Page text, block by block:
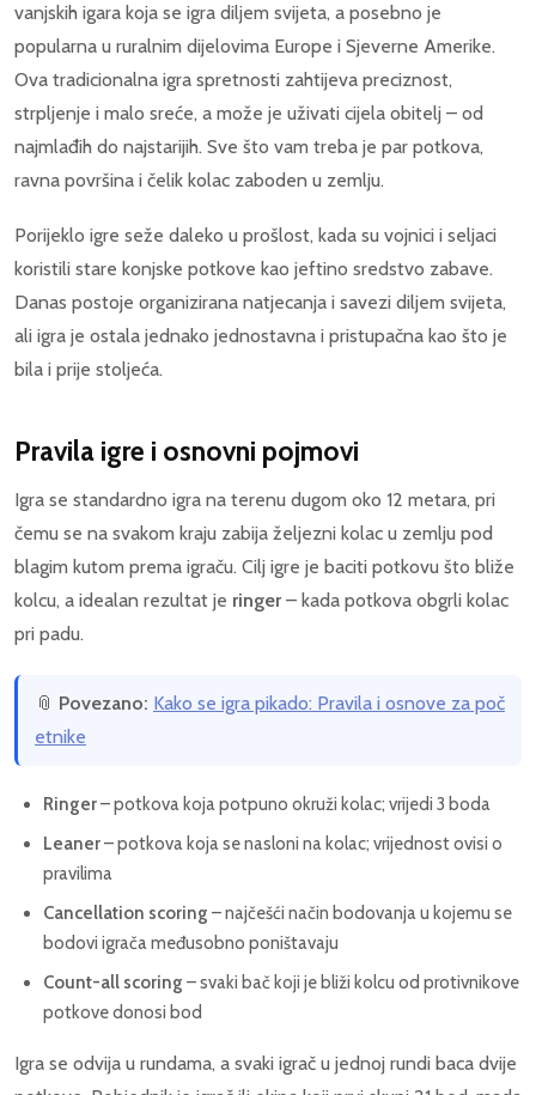
vanjskih igara koja se igra diljem svijeta, a posebno je
popularna u ruralnim dijelovima Europe i Sjeverne Amerike.
Ova tradicionalna igra spretnosti zahtijeva preciznost,
strpljenje i malo sreće, a može je uživati cijela obitelj – od
najmlađih do najstarijih. Sve što vam treba je par potkova,
ravna površina i čelik kolac zaboden u zemlju.
Porijeklo igre seže daleko u prošlost, kada su vojnici i seljaci
koristili stare konjske potkove kao jeftino sredstvo zabave.
Danas postoje organizirana natjecanja i savezi diljem svijeta,
ali igra je ostala jednako jednostavna i pristupačna kao što je
bila i prije stoljeća.
Pravila igre i osnovni pojmovi
Igra se standardno igra na terenu dugom oko 12 metara, pri
čemu se na svakom kraju zabija željezni kolac u zemlju pod
blagim kutom prema igraču. Cilj igre je baciti potkovu što bliže
kol­cu, a idealan rezultat je ringer– kada potkova obgrli kolac
pri padu.
📎 Povezano: Kako se igra pikado: Pravila i osnove za poč
etnike
Ringer– potkova koja potpuno okruži kolac; vrijedi 3 boda
Leaner– potkova koja se nasloni na kolac; vrijednost ovisi o
pravilima
Cancellation scoring – najčešći način bodovanja u kojemu se
bodovi igrača međusobno poništavaju
Count-all scoring – svaki bač koji je bliži kolcu od protivnikove
potkove donosi bod
Igra se odvija u rundama, a svaki igrač u jednoj rundi baca dvije